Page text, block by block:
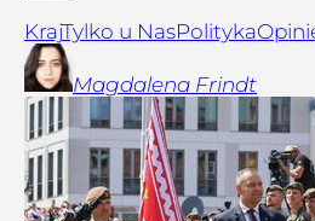
KrajTylko u NasPolityka
Magdalena Frindt